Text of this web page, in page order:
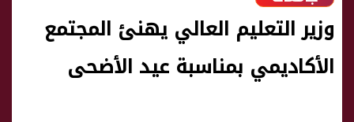
وزير التعليم العالي يهنئ المجتمع
الأكاديمي بمناسبة عيد الأضحى